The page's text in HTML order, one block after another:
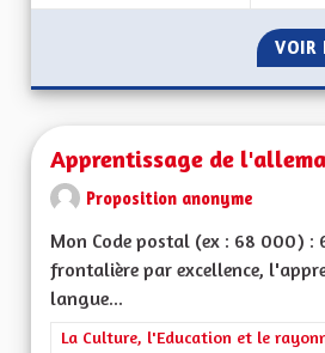
VOIR
Apprentissage de
Proposition anonyme
Mon Code postal (ex : 68 000) :
frontalière par excellence,
langue...
Filtrer les résultats de la catégorie
La Culture, l'Education et le